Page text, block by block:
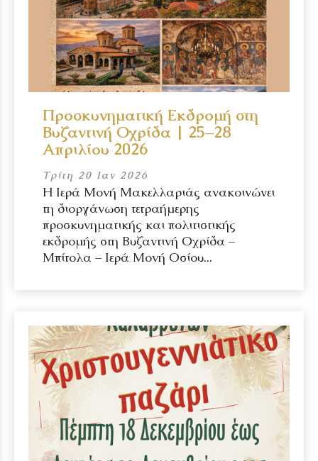
Προσκυνηματική Εκδρομή στη
Βυζαντινή Οχρίδα | 25–28
Απριλίου 2026
Τρίτη 20 Ιαν 2026
Η Ιερά Μονή Μακελλαριάς ανακοινώνει
τη διοργάνωση τετραήμερης
προσκυνηματικής και πολιτιστικής
εκδρομής στη Βυζαντινή Οχρίδα –
Μπίτολα – Ιερά Μονή Οσίου...